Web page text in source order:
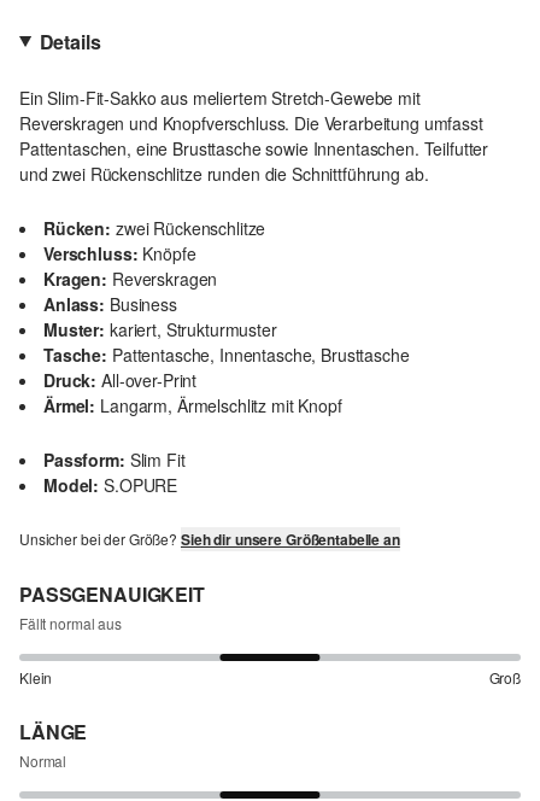
Details
Ein Slim-Fit-Sakko aus meliertem Stretch-Gewebe mit
Reverskragen und Knopfverschluss. Die Verarbeitung umfasst
Pattentaschen, eine Brusttasche sowie Innentaschen. Teilfutter
und zwei Rückenschlitze runden die Schnittführung ab.
Rücken: zwei Rückenschlitze
Verschluss: Knöpfe
Kragen: Reverskragen
Anlass: Business
Muster: kariert, Strukturmuster
Tasche: Pattentasche, Innentasche, Brusttasche
Druck: All-over-Print
Ärmel: Langarm, Ärmelschlitz mit Knopf
Passform: Slim Fit
Model: S.OPURE
Unsicher bei der Größe? Sieh dir unsere Größentabelle an
PASSGENAUIGKEIT
Fällt normal aus
Klein Groß
LÄNGE
Normal